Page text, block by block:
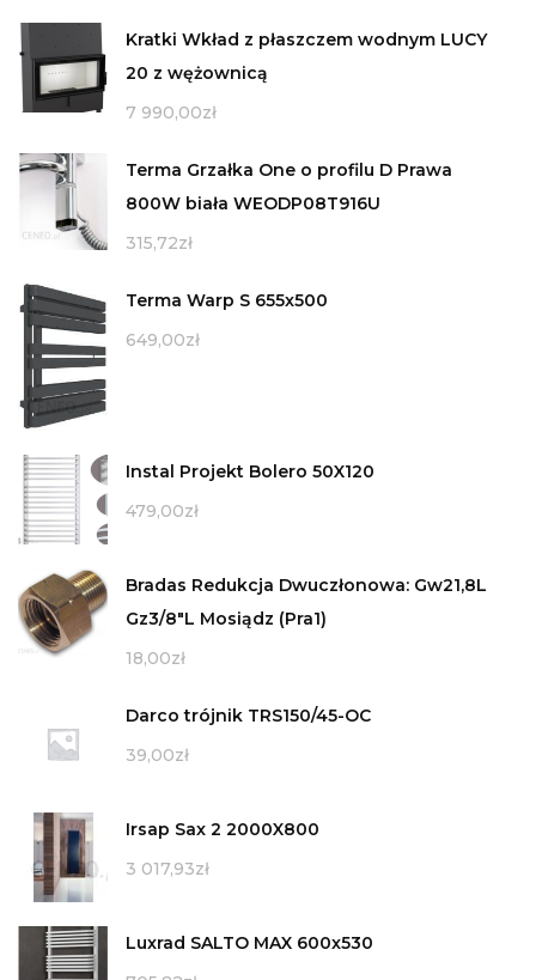
Kratki Wkład z płaszczem wodnym LUCY
20 z wężownicą
7 990,00zł
Terma Grzałka One o profilu D Prawa
800W biała WEODP08T916U
315,72zł
Terma Warp S 655x500
649,00zł
Instal Projekt Bolero 50X120
479,00zł
Bradas Redukcja Dwuczłonowa: Gw21,8L
Gz3/8"L Mosiądz (Pra1)
18,00zł
Darco trójnik TRS150/45-OC
39,00zł
Irsap Sax 2 2000X800
3 017,93zł
Luxrad SALTO MAX 600x530